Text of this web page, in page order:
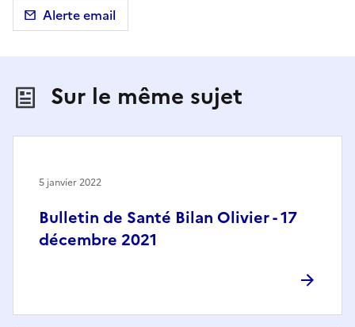
Alerte email
Sur le même sujet
Bulletin de Santé Bilan Olivier - 17
décembre 2021
5 janvier 2022